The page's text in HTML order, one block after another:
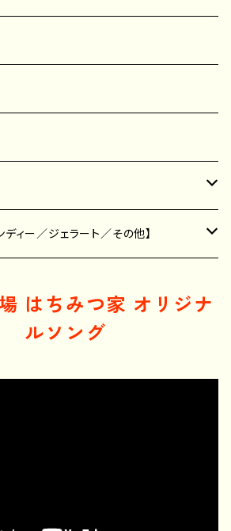
ィー／ジェラート／その他】
はちみつ家 オリジナ
ルソング